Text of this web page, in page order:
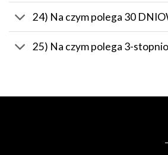
24) Na czym polega 30
25) Na czym polega 3-